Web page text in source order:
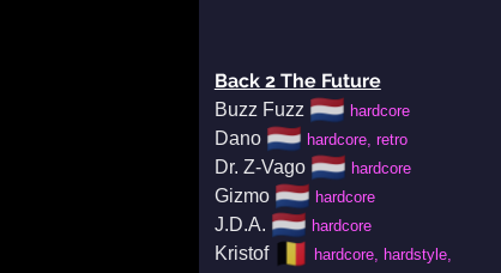
Back 2 The Future
Buzz Fuzz 🇳🇱 hardcore
Dano 🇳🇱 hardcore, retro
Dr. Z-Vago 🇳🇱 hardcore
Gizmo 🇳🇱 hardcore
J.D.A. 🇳🇱 hardcore
Kristof 🇧🇪
hardcore, hardstyle,